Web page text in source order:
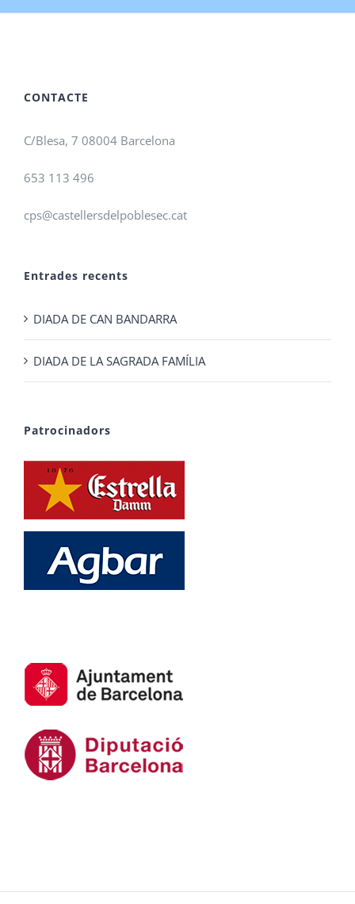
CONTACTE
C/Blesa, 7 08004 Barcelona
653 113 496
cps@castellersdelpoblesec.cat
Entrades recents
DIADA DE CAN BANDARRA
DIADA DE LA SAGRADA FAMÍLIA
Patrocinadors